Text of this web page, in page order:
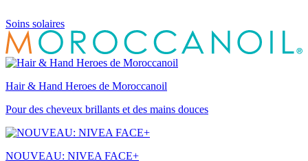
Soins solaires
Hair & Hand Heroes de Moroccanoil
Pour des cheveux brillants et des mains douces
NOUVEAU: NIVEA FACE+